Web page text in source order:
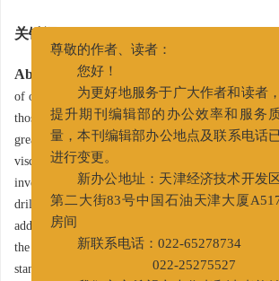
关键词:
Abstract:
Studies were conducted on the testing
of organophilic clays. It was found that the
those items such as appearance, moisture,
greater than a specified value), ratio of colloid,
viscosity and yield point is more than 60%. It is
investigation of relative literature and field
drilling fluids, that there are 6 problems in the
addressed. This paper discusses in detail the cause
the methods of solving these problems. Advices to
standards of the organophilic clays are also
尊敬的作者、读者：
您好！
为更好地服务于广大作者和读者，
提升期刊编辑部的办公效率和服务质
量，本刊编辑部办公地点及联系电话已
进行变更。
新办公地址：天津经济技术开发区
第二大街83号中国石油天津大厦A517
房间
新联系电话：022-65278734
022-25275527